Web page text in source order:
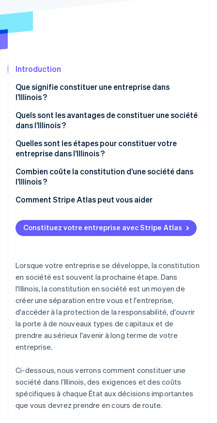
Prévention de la fraude
Climate
Identity
Vérification de l'identité
Stripe Sessions 2026
Découvrez comment Stripe construit l’infrastructure
Regarder la vidéo
Introduction
Que signifie constituer une entreprise dans
l’Illinois ?
Entreprise de type C ou S
Quels sont les avantages de constituer une société
dans l’Illinois ?
Une protection de responsabilité qui évolue avec
votre entreprise
Appropriation flexible et durable
Quelles sont les étapes pour constituer votre
entreprise dans l’Illinois ?
1. Choisissez un nom conforme aux règles de l’Illinois
3. Déposez les statuts constitutifs
4. Tenez la réunion d’organisation
6. Enregistrez-vous pour payer les taxes
professionnelles de l’Illinois
7. Restez en règle
Combien coûte la constitution d’une société dans
l’Illinois ?
Statuts constitutifs
Taxe de franchise
Frais de déclaration annuelle
Comment Stripe Atlas peut vous aider
S’inscrire sur Atlas
Accepter des paiements et effectuer des
Achat dématérialisé des actions du fondateur
Déclaration fiscale automatique au titre de
l’article 83(b)
Documents juridiques d’entreprise de classe
mondiale
Une année gratuite d’utilisation de Stripe Payments,
nos partenaires
Constituez votre entreprise avec Stripe Atlas
Lorsque votre entreprise se développe, la constitution
en société est souvent la prochaine étape. Dans
l'Illinois, la constitution en société est un moyen de
créer une séparation entre vous et l'entreprise,
d'accéder à la protection de la responsabilité, d'ouvrir
la porte à de nouveaux types de capitaux et de
prendre au sérieux l'avenir à long terme de votre
entreprise.
Ci-dessous, nous verrons comment constituer une
société dans l’Illinois, des exigences et des coûts
spécifiques à chaque État aux décisions importantes
que vous devrez prendre en cours de route.